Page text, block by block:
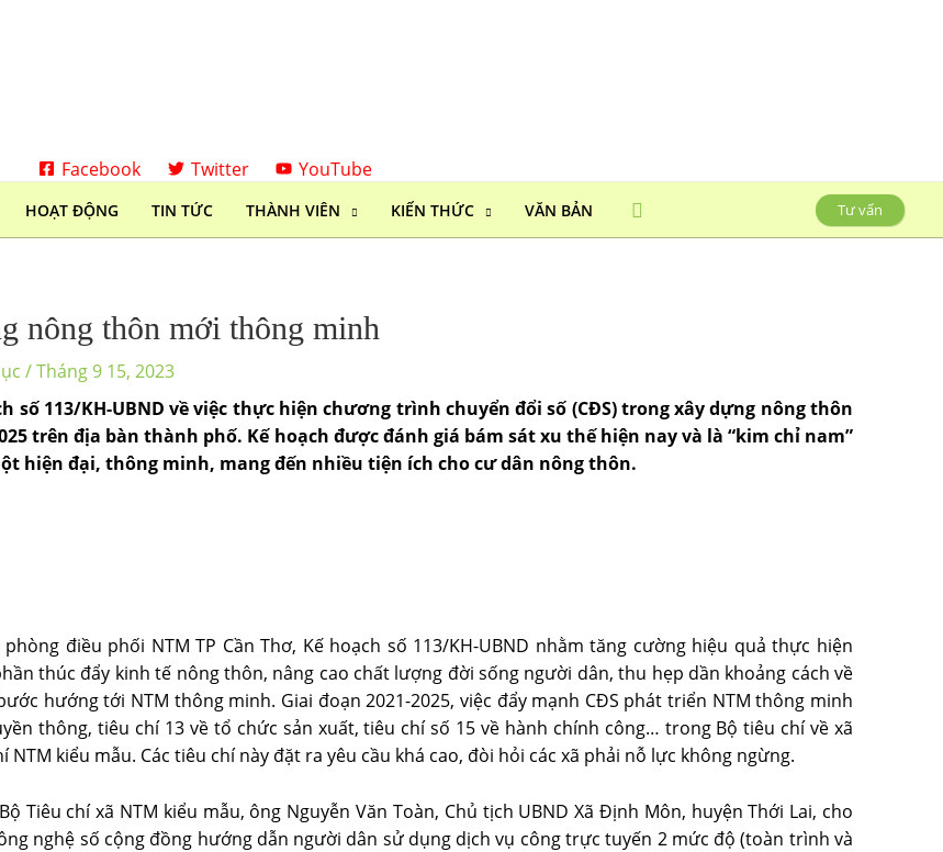
Facebook Twitter YouTube
HOẠT ĐỘNG TIN TỨC THÀNH VIÊN KIẾN THỨC VĂN BẢN Tư vấn
nông thôn mới thông minh
/Tháng 9 15, 2023
số 113/KH-UBND về việc thực hiện chương trình chuyển đổi số (CĐS) trong xây dựng nông thôn
trên địa bàn thành phố. Kế hoạch được đánh giá bám sát xu thế hiện nay và là “kim chỉ nam”
hiện đại, thông minh, mang đến nhiều tiện ích cho cư dân nông thôn.
điều phối NTM TP Cần Thơ, Kế hoạch số 113/KH-UBND nhằm tăng cường hiệu quả thực hiện
thúc đẩy kinh tế nông thôn, nâng cao chất lượng đời sống người dân, thu hẹp dần khoảng cách về
hướng tới NTM thông minh. Giai đoạn 2021-2025, việc đẩy mạnh CĐS phát triển NTM thông minh
thông, tiêu chí 13 về tổ chức sản xuất, tiêu chí số 15 về hành chính công… trong Bộ tiêu chí về xã
NTM kiểu mẫu. Các tiêu chí này đặt ra yêu cầu khá cao, đòi hỏi các xã phải nỗ lực không ngừng.
Tiêu chí xã NTM kiểu mẫu, ông Nguyễn Văn Toàn, Chủ tịch UBND Xã Định Môn, huyện Thới Lai, cho
nghệ số cộng đồng hướng dẫn người dân sử dụng dịch vụ công trực tuyến 2 mức độ (toàn trình và